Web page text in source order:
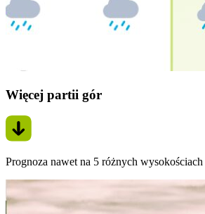
Więcej partii gór
Prognoza nawet na 5 różnych